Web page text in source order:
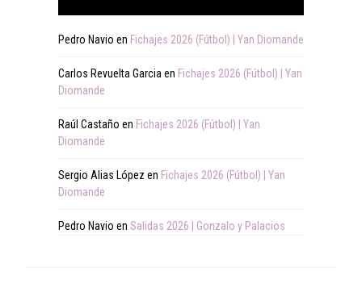
Pedro Navio en Fichajes 2026 (Fútbol) | Yan Diomande
Carlos Revuelta Garcia en Fichajes 2026 (Fútbol) | Yan
Diomande
Raúl Castaño en Fichajes 2026 (Fútbol) | Yan
Diomande
Sergio Alias López en Fichajes 2026 (Fútbol) | Yan
Diomande
Pedro Navio en Salidas 2026 | Gonzalo y Palacios